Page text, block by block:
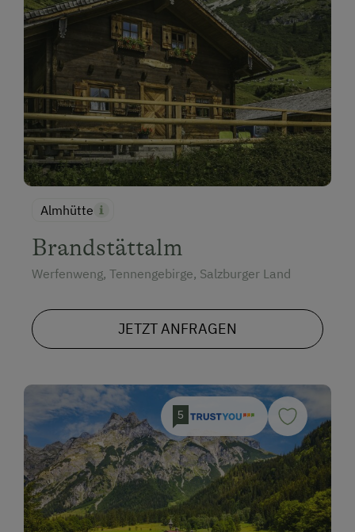
Almhütte
Brandstättalm
Werfenweng, Tennengebirge, Salzburger Land
JETZT ANFRAGEN
5